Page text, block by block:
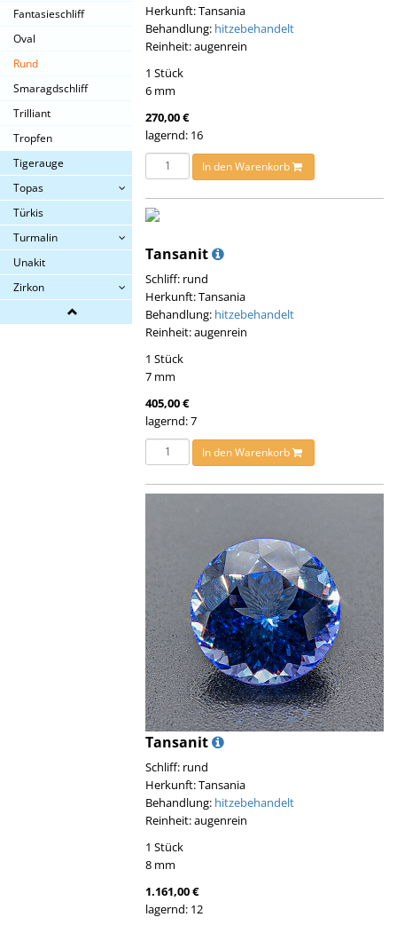
Fantasieschliff
Oval
Rund
Smaragdschliff
Trilliant
Tropfen
Tigerauge
Topas
Türkis
Turmalin
Unakit
Zirkon
Herkunft: Tansania
Behandlung: hitzebehandelt
Reinheit: augenrein
1 Stück
6 mm
270,00 €
lagernd: 16
In den Warenkorb
Tansanit
Schliff: rund
Herkunft: Tansania
Behandlung: hitzebehandelt
Reinheit: augenrein
1 Stück
7 mm
405,00 €
lagernd: 7
In den Warenkorb
Tansanit
Schliff: rund
Herkunft: Tansania
Behandlung: hitzebehandelt
Reinheit: augenrein
1 Stück
8 mm
1.161,00 €
lagernd: 12